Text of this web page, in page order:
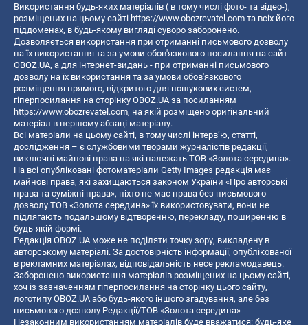
Використання будь-яких матеріалів ( в тому числі фото- та відео-),
розміщених на цьому сайті https://www.obozrevatel.com та всіх його
піддоменах, в будь-якому вигляді суворо заборонено.
Дозволяється використання при отриманні письмового дозволу
на їх використання та за умови обов'язкового посилання на сайт
OBOZ.UA, а для інтернет-видань - при отриманні письмового
дозволу на їх використання та за умови обов'язкового
розміщення прямого, відкритого для пошукових систем,
гіперпосилання на сторінку OBOZ.UA за посиланням
https://www.obozrevatel.com, на якій розміщено оригінальний
матеріал в першому абзаці матеріалу.
Всі матеріали на цьому сайті, в тому числі інтерв’ю, статті,
дослідження – є службовими творами журналістів редакції,
виключні майнові права на які належать ТОВ «Золота середина».
На всі опубліковані фотоматеріали Getty Images редакція має
майнові права, які захищаються законом України «Про авторські
права та суміжні права», ніхто не має права без письмового
дозволу ТОВ «Золота середина» їх використовувати, вони не
підлягають подальшому відтворенню, перекладу, поширенню в
будь-якій формі.
Редакція OBOZ.UA може не поділяти точку зору, викладену в
авторському матеріалі. За достовірність інформації, опублікованої
в рекламних матеріалах, відповідальність несе рекламодавець.
Заборонено використання матеріалів розміщених на цьому сайті,
хоч із зазначенням гіперпосилання на сторінку цього сайту,
логотипу OBOZ.UA або будь-якого іншого згадування, але без
письмового дозволу Редакції/ТОВ «Золота середина»
Незаконним використанням матеріалів буде вважатися: будь-яке